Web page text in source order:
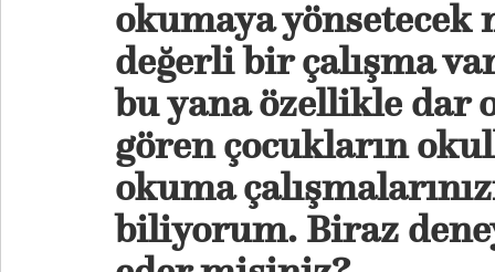
okumaya yönsetecek
değerli bir çalışma
bu yana özellikle dar
gören çocukların
okuma
biliyorum. Biraz